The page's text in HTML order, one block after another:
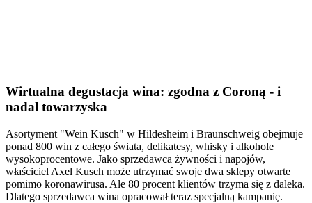
Wirtualna degustacja wina: zgodna z Coroną - i
nadal towarzyska
Asortyment "Wein Kusch" w Hildesheim i Braunschweig obejmuje
ponad 800 win z całego świata, delikatesy, whisky i alkohole
wysokoprocentowe. Jako sprzedawca żywności i napojów,
właściciel Axel Kusch może utrzymać swoje dwa sklepy otwarte
pomimo koronawirusa. Ale 80 procent klientów trzyma się z daleka.
Dlatego sprzedawca wina opracował teraz specjalną kampanię.